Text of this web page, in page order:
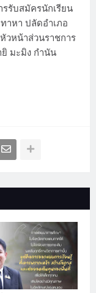
รับสมัครนักเรียน
าหา ปลัดอำเภอ
วหน้าส่วนราชการ
ยิ มะมิง กำนัน